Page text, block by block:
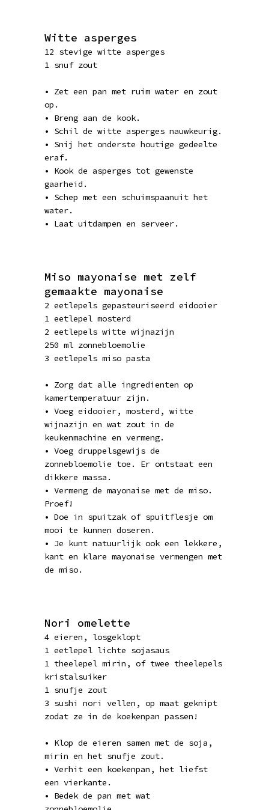
Witte asperges
12 stevige witte asperges
1 snuf zout
• Zet een pan met ruim water en zout
op.
• Breng aan de kook.
• Schil de witte asperges nauwkeurig.
• Snij het onderste houtige gedeelte
eraf.
• Kook de asperges tot gewenste
gaarheid.
• Schep met een schuimspaanuit het
water.
• Laat uitdampen en serveer.
Miso mayonaise met zelf
gemaakte mayonaise
2 eetlepels gepasteuriseerd eidooier
1 eetlepel mosterd
2 eetlepels witte wijnazijn
250 ml zonnebloemolie
3 eetlepels miso pasta
• Zorg dat alle ingredienten op
kamertemperatuur zijn.
• Voeg eidooier, mosterd, witte
wijnazijn en wat zout in de
keukenmachine en vermeng.
• Voeg druppelsgewijs de
zonnebloemolie toe. Er ontstaat een
dikkere massa.
• Vermeng de mayonaise met de miso.
Proef!
• Doe in spuitzak of spuitflesje om
mooi te kunnen doseren.
• Je kunt natuurlijk ook een lekkere,
kant en klare mayonaise vermengen met
de miso.
Nori omelette
4 eieren, losgeklopt
1 eetlepel lichte sojasaus
1 theelepel mirin, of twee theelepels
kristalsuiker
1 snufje zout
3 sushi nori vellen, op maat geknipt
zodat ze in de koekenpan passen!
• Klop de eieren samen met de soja,
mirin en het snufje zout.
• Verhit een koekenpan, het liefst
een vierkante.
• Bedek de pan met wat